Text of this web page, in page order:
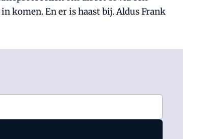
komen. En er is haast bij. Aldus Frank